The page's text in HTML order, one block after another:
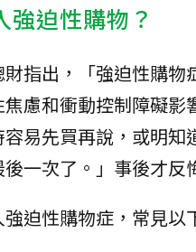
迫性購物？
指出，「強迫性購
慮和衝動控制障礙
易先買再說，或明
一次了。」事後才反
迫性購物症，常見以